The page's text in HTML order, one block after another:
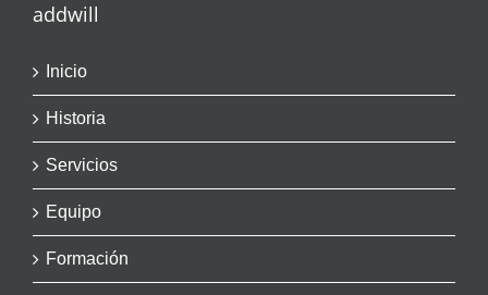
addwill
Inicio
Historia
Servicios
Equipo
Formación